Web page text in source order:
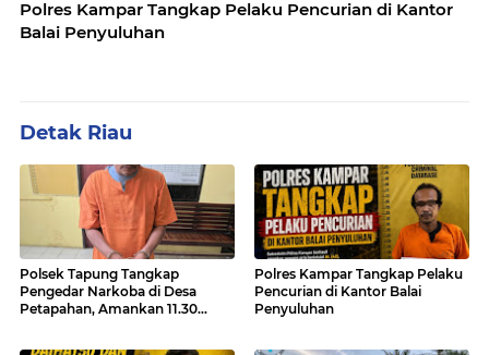
Polres Kampar Tangkap Pelaku Pencurian di Kantor
Balai Penyuluhan
Detak Riau
Polsek Tapung Tangkap
Pengedar Narkoba di Desa
Petapahan, Amankan 11.30
Polres Kampar Tangkap Pelaku
Pencurian di Kantor Balai
Penyuluhan